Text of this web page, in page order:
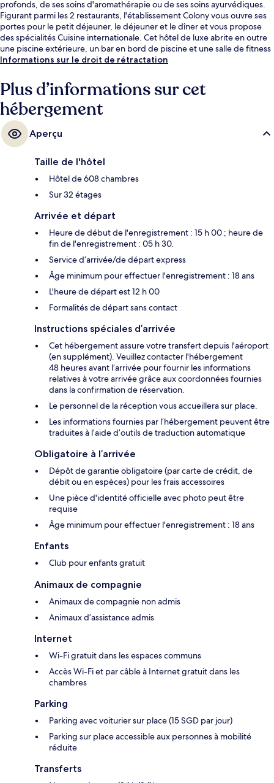
profonds, de ses soins d'aromathérapie ou de ses soins ayurvédiques.
Figurant parmi les 2 restaurants, l'établissement Colony vous ouvre ses
portes pour le petit déjeuner, le déjeuner et le dîner et vous propose
des spécialités Cuisine internationale. Cet hôtel de luxe abrite en outre
une piscine extérieure, un bar en bord de piscine et une salle de fitness
ouverte 24 h/24. Les autres voyageurs sont séduits par le personnel
très courte distance à pied des transports publics : Station Promena se
trouve à 7 min et Station Esplanade, à 11 min.
Informations sur le droit de rétractation
Plus d’informations sur cet
hébergement
Aperçu
Taille de l'hôtel
Hôtel de 608 chambres
Sur 32 étages
Arrivée et départ
Heure de début de l'enregistrement : 15 h 00 ; heure de
fin de l'enregistrement : 05 h 30.
Service d’arrivée/de départ express
Âge minimum pour effectuer l'enregistrement : 18 ans
L'heure de départ est 12 h 00
Formalités de départ sans contact
Instructions spéciales d’arrivée
Cet hébergement assure votre transfert depuis l'aéroport
(en supplément). Veuillez contacter l'hébergement
48 heures avant l’arrivée pour fournir les informations
relatives à votre arrivée grâce aux coordonnées fournies
dans la confirmation de réservation.
Le personnel de la réception vous accueillera sur place.
Les informations fournies par l’hébergement peuvent être
traduites à l’aide d’outils de traduction automatique
Obligatoire à l’arrivée
Dépôt de garantie obligatoire (par carte de crédit, de
débit ou en espèces) pour les frais accessoires
Une pièce d'identité officielle avec photo peut être
requise
Âge minimum pour effectuer l'enregistrement : 18 ans
Enfants
Club pour enfants gratuit
Animaux de compagnie
Animaux de compagnie non admis
Animaux d’assistance admis
Internet
Wi-Fi gratuit dans les espaces communs
Accès Wi-Fi et par câble à Internet gratuit dans les
chambres
Parking
Parking avec voiturier sur place (15 SGD par jour)
Parking sur place accessible aux personnes à mobilité
réduite
Transferts